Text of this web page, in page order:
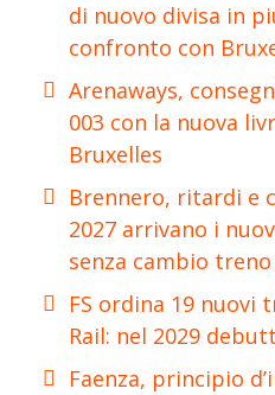
di nuovo divisa in
confronto con
Arenaways,
003 con la nuova
Bruxelles
Brennero, ritardi e
2027 arrivano i
senza cambio treno
FS ordina 19 nuovi
Rail: nel 2029
Faenza, principio